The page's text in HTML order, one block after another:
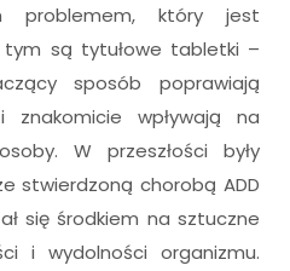
problemem, który jest
tym są tytułowe tabletki –
sposób poprawiają
znakomicie wpływają na
W przeszłości były
stwierdzoną chorobą ADD
się środkiem na sztuczne
i wydolności organizmu.